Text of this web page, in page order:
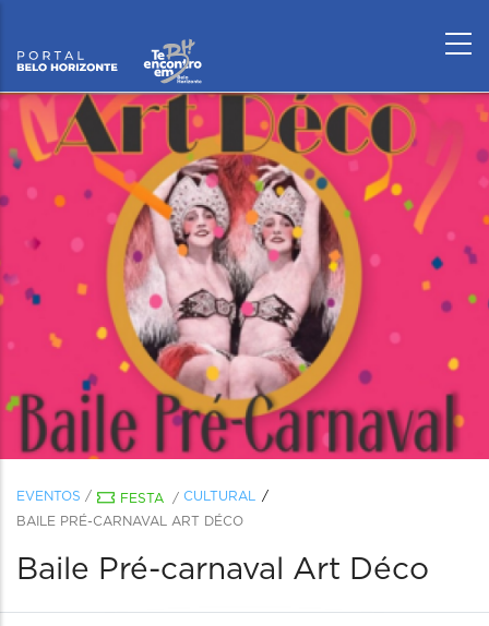
EVENTOS / FESTA / CULTURAL
BAILE PRÉ-CARNAVAL ART DÉCO
Baile Pré-carnaval Art Déco